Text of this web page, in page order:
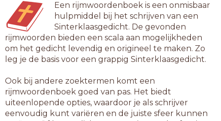
condensatorspanning
defensie-inspanning
onderwijsinspanning
oppervlaktespanning
polarisatiespanning
opleidingsinspanning
Een rijmwoordenboek is een onmisbaar
hulpmiddel bij het schrijven van een
Sinterklaasgedicht. De gevonden
rijmwoorden bieden een scala aan mogelijkheden
om het gedicht levendig en origineel te maken. Zo
leg je de basis voor een grappig Sinterklaasgedicht.
Ook bij andere zoektermen komt een
rijmwoordenboek goed van pas. Het biedt
uiteenlopende opties, waardoor je als schrijver
eenvoudig kunt variëren en de juiste sfeer kunnen